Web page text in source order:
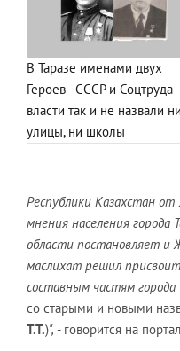
В Таразе именами двух
Героев - СССР и Соцтруда
власти так и не назвали ни
улицы, ни школы
Республики Казахстан
мнения населения
области постановляет и
маслихат решил
составным частям города
со старыми и новыми
Т.Т.)", - говорится на